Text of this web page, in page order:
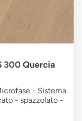
300 Quercia
- Sistema
- spazzolato -